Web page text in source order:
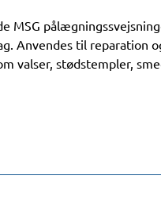
MSG
Anvendes til reparation
valser, stødstempler,